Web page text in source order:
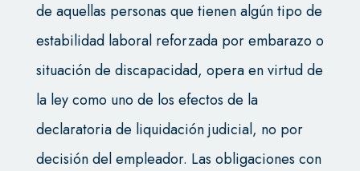
de aquellas personas que tienen algún tipo de
estabilidad laboral reforzada por embarazo o
situación de discapacidad, opera en virtud de
la ley como uno de los efectos de la
declaratoria de liquidación judicial, no por
decisión del empleador. Las obligaciones con